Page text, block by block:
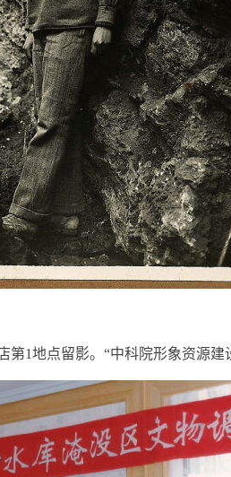
第1地点留影。“中科院形象资源建